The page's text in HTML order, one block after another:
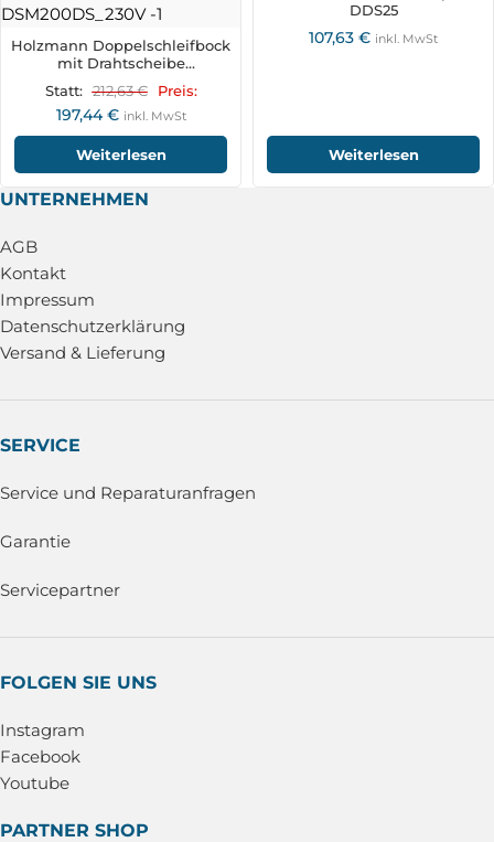
Holzmann Doppelschleifbock
mit Drahtscheibe
Statt: 212,63€ Preis:
197,44€ inkl. MwSt
Weiterlesen
DDS25
107,63 € inkl. MwSt
Weiterlesen
UNTERNEHMEN
AGB
Kontakt
Impressum
Datenschutzerklärung
Versand & Lieferung
SERVICE
Service und Reparaturanfragen
Garantie
Servicepartner
FOLGEN SIE UNS
Instagram
Facebook
Youtube
PARTNER SHOP